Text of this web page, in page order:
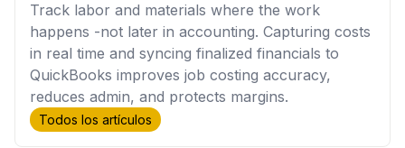
Track labor and materials where the work
happens -not later in accounting. Capturing costs
in real time and syncing finalized financials to
QuickBooks improves job costing accuracy,
reduces admin, and protects margins.
Todos los artículos